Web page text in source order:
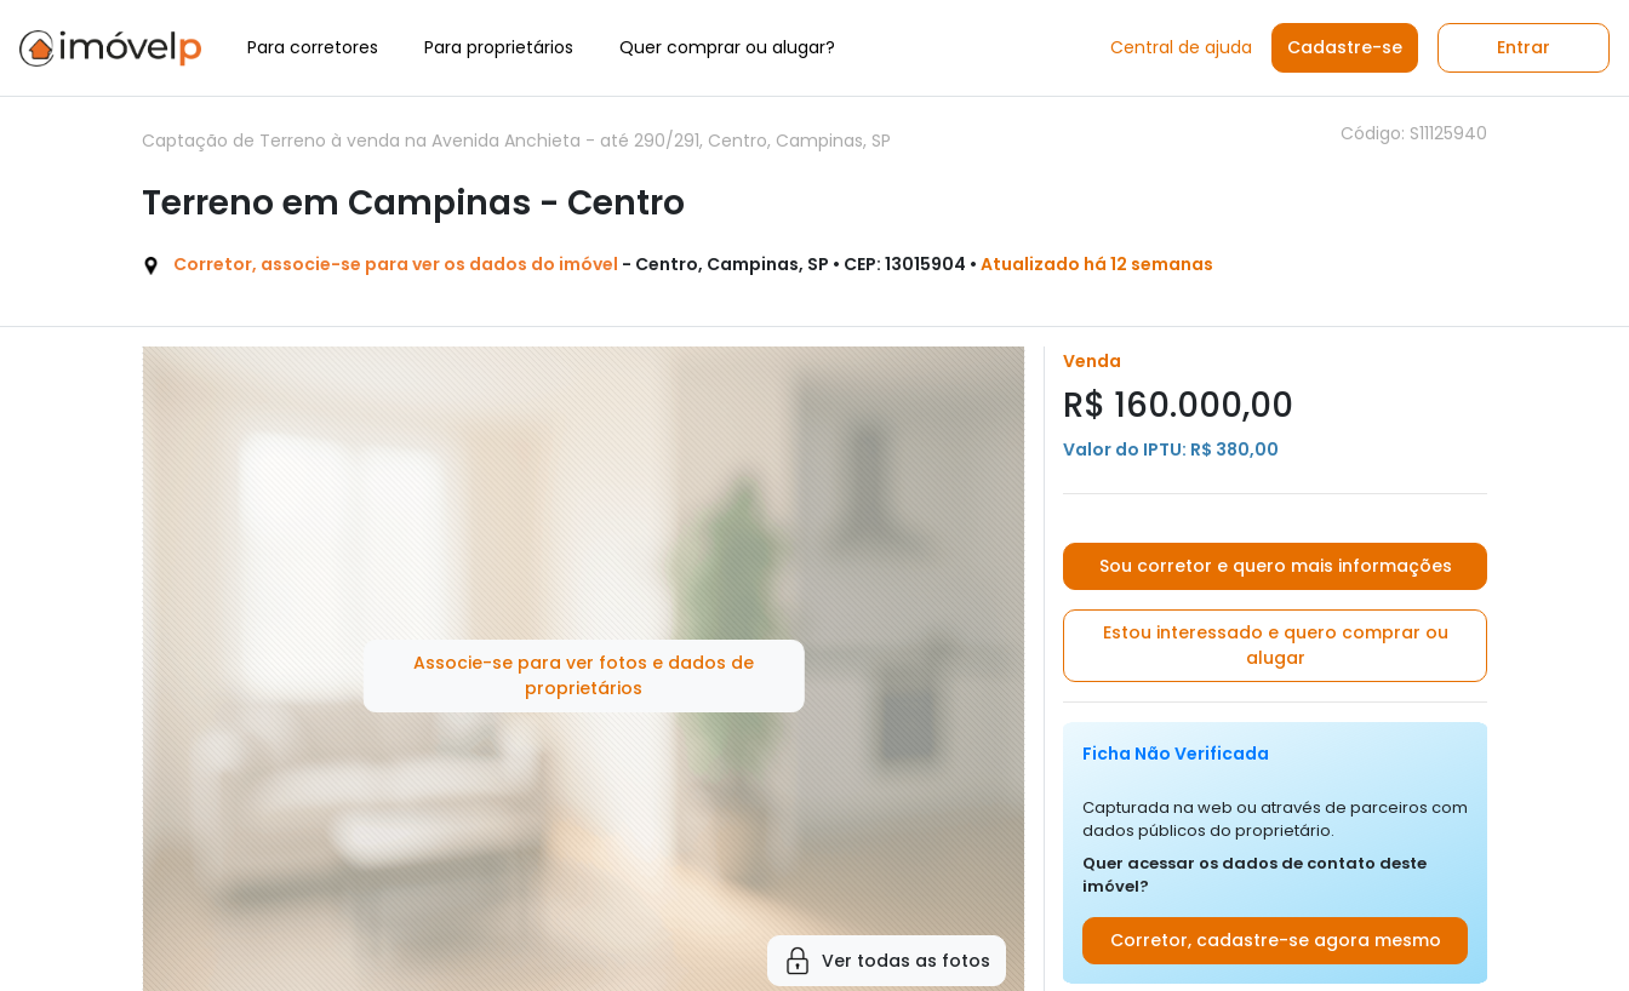
Para corretores Para proprietários Quer comprar ou alugar? Central de ajuda Cadastre-se Entrar
Captação de Terreno à venda na Avenida Anchieta - até 290/291, Centro, Campinas, SP Código: S11125940
Terreno em Campinas - Centro
Corretor, associe-se para ver os dados do imóvel - Centro, Campinas, SP • CEP: 13015904 • Atualizado há 12 semanas
Associe-se para ver fotos e dados de
proprietários
Ver todas as fotos
Venda
R$ 160.000,00
Valor do IPTU: R$ 380,00
Sou corretor e quero mais informações
Estou interessado e quero comprar ou
alugar
Ficha Não Verificada
Capturada na web ou através de parceiros com
dados públicos do proprietário.
Quer acessar os dados de contato deste
imóvel?
Corretor, cadastre-se agora mesmo